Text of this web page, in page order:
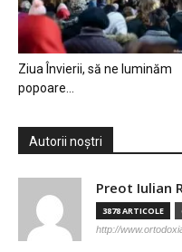
Ziua Învierii, să ne luminăm
popoare…
Autorii noștri
Preot Iulian
3878 ARTICOLE
http://